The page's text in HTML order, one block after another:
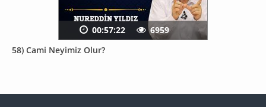
58) Cami Neyimiz Olur?
00:57:22 6959